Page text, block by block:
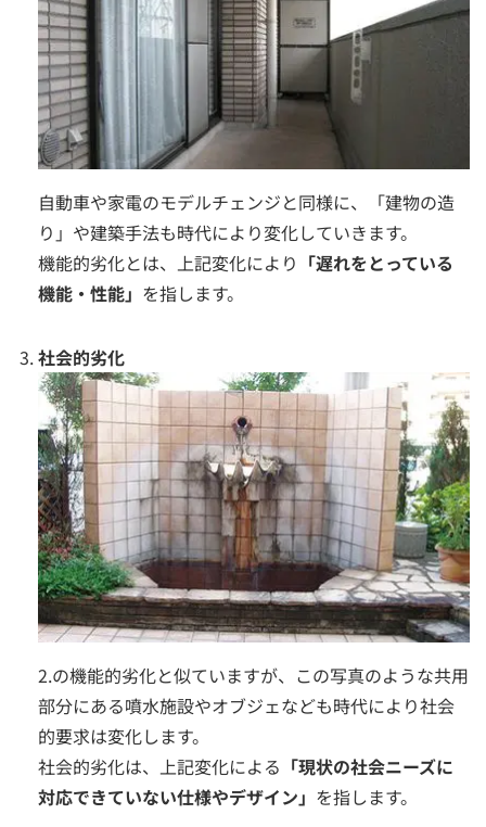
自動車や家電のモデルチェンジと同様に、「建物の造
り」や建築手法も時代により変化していきます。
機能的劣化とは、上記変化により 「遅れをとっている
機能・性能」 を指します。
社会的劣化
2.の機能的劣化と似ていますが、この写真のような共用
部分にある噴水施設やオブジェなども時代により社会
的要求は変化します。
社会的劣化は、上記変化による 「現状の社会ニーズに
対応できていない仕様やデザイン」 を指します。